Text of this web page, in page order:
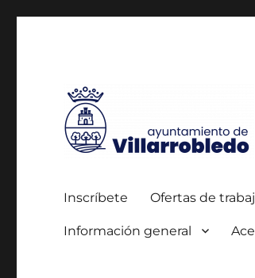
Inscríbete Ofertas de
Información general